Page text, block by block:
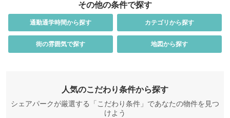
その他の条件で探す
通勤通学時間から探す カテゴリから探す
街の雰囲気で探す 地図から探す
人気のこだわり条件から探す
シェアパークが厳選する「こだわり条件」であなたの物件を見つ
けよう